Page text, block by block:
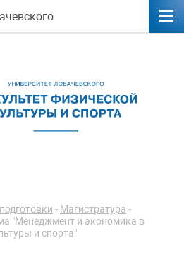
- Магистратура -
"Менеджмент и экономика в
и спорта"